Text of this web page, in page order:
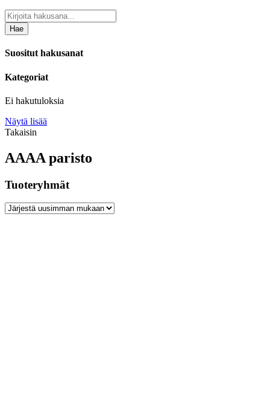
Hae
Suositut hakusanat
Kategoriat
Ei hakutuloksia
Näytä lisää
Takaisin
AAAA paristo
Tuoteryhmät